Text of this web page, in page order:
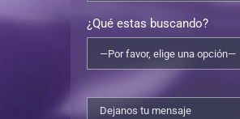
¿Qué estas buscando?